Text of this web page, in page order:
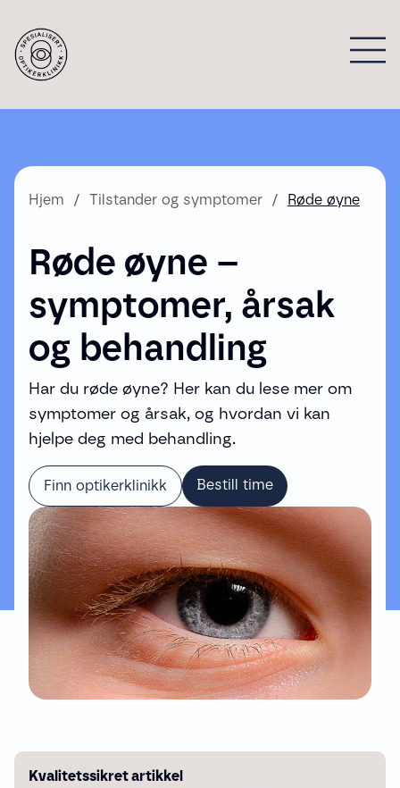
Hjem Tilstander og symptomer Røde øyne
Røde øyne –
symptomer, årsak
og behandling
Har du røde øyne? Her kan du lese mer om
symptomer og årsak, og hvordan vi kan
hjelpe deg med behandling.
Finn optikerklinikk Bestill time
Kvalitetssikret artikkel